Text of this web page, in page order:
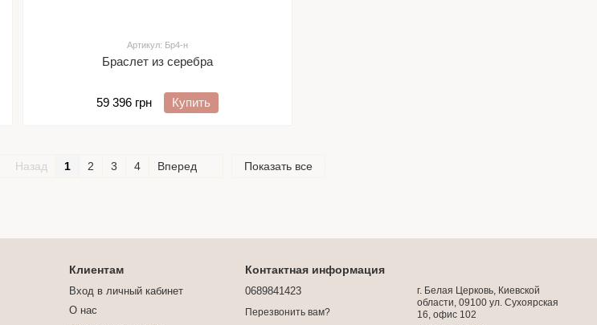
Артикул: Бр4-н
Браслет из серебра
59 396 грн Купить
Назад 1 2 3 4 Вперед Показать все
Клиентам
Вход в личный кабинет
О нас
Контактная информация
0689841423
Перезвонить вам?
г. Белая Церковь, Киевской
области, 09100 ул. Сухоярская
16, офис 102